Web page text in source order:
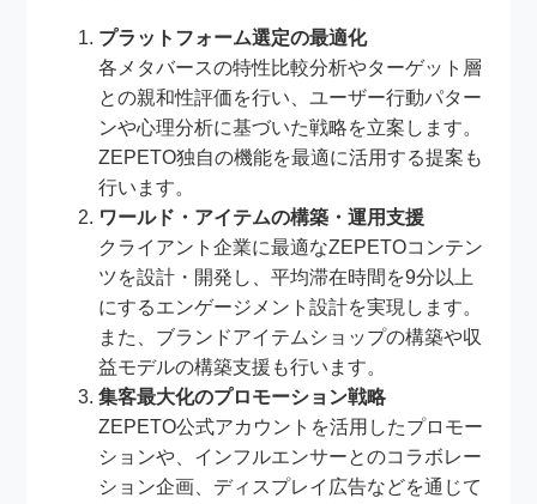
プラットフォーム選定の最適化
各メタバースの特性比較分析やターゲット層
との親和性評価を行い、ユーザー行動パター
ンや心理分析に基づいた戦略を立案します。
ZEPETO独自の機能を最適に活用する提案も
行います。
ワールド・アイテムの構築・運用支援
クライアント企業に最適なZEPETOコンテン
ツを設計・開発し、平均滞在時間を9分以上
にするエンゲージメント設計を実現します。
また、ブランドアイテムショップの構築や収
益モデルの構築支援も行います。
集客最大化のプロモーション戦略
ZEPETO公式アカウントを活用したプロモー
ションや、インフルエンサーとのコラボレー
ション企画、ディスプレイ広告などを通じて